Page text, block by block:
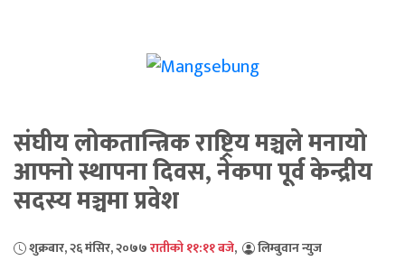
संघीय लोकतान्त्रिक राष्ट्रिय मञ्चले मनायो
आफ्नो स्थापना दिवस, नेकपा पूर्व केन्द्रीय
सदस्य मञ्चमा प्रवेश
शुक्रबार, २६ मंसिर, २०७७रातीको ११:११ बजे, लिम्बुवान न्युज